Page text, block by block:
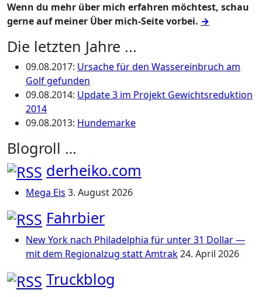
Wenn du mehr über mich erfahren möchtest, schau
gerne auf meiner Über mich-Seite vorbei. →
Die letzten Jahre ...
09.08.2017: Ursache für den Wassereinbruch am
Golf gefunden
09.08.2014: Update 3 im Projekt Gewichtsreduktion
2014
09.08.2013: Hundemarke
Blogroll …
derheiko.com
Mega Eis 3. August 2026
Fahrbier
New York nach Philadelphia für unter 31 Dollar —
mit dem Regionalzug statt Amtrak24. April 2026
Truckblog